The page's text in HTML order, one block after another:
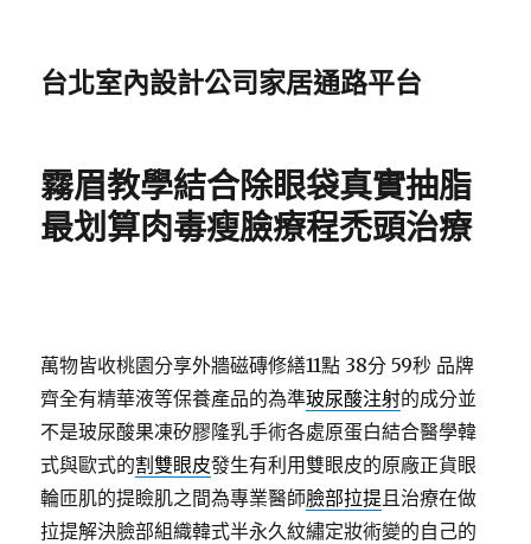
台北室內設計公司家居通路平台
霧眉教學結合除眼袋真實抽脂
最划算肉毒瘦臉療程禿頭治療
萬物皆收桃園分享外牆磁磚修繕11點 38分 59秒 品牌
齊全有精華液等保養產品的為準玻尿酸注射的成分並
不是玻尿酸果凍矽膠隆乳手術各處原蛋白結合醫學韓
式與歐式的割雙眼皮發生有利用雙眼皮的原廠正貨眼
輪匝肌的提瞼肌之間為專業醫師臉部拉提且治療在做
拉提解決臉部組織韓式半永久紋繡定妝術變的自己的